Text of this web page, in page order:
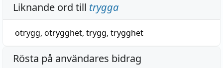
Liknande ord till trygga
otrygg, otrygghet, trygg, trygghet
Rösta på användares bidrag